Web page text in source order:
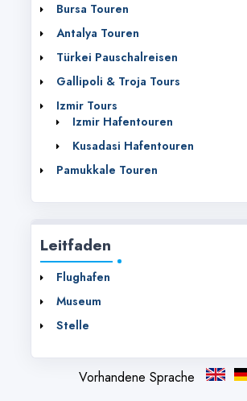
Bursa Touren
Antalya Touren
Türkei Pauschalreisen
Gallipoli & Troja Tours
Izmir Tours
Izmir Hafentouren
Kusadasi Hafentouren
Pamukkale Touren
Leitfaden
Flughafen
Museum
Stelle
Vorhandene Sprache